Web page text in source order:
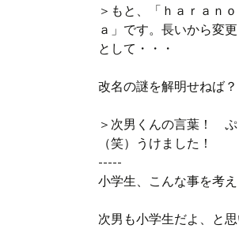
＞もと、「ｈａｒａｎ
ａ」です。長いから変
として・・・
改名の謎を解明せねば？
＞次男くんの言葉！
（笑）うけました！
-----
小学生、こんな事を考え
次男も小学生だよ、と思